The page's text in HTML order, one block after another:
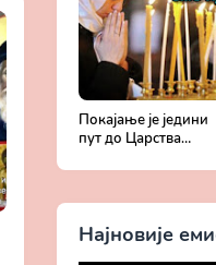
Покајање је једини
пут до Царства
живот у свету без
Најновије